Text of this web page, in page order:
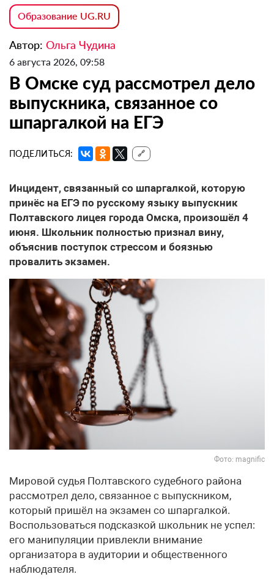
Образование UG.RU
Автор: Ольга Чудина
6 августа 2026, 09:58
В Омске суд рассмотрел дело
выпускника, связанное со
шпаргалкой на ЕГЭ
ПОДЕЛИТЬСЯ: 🔗
Инцидент, связанный со шпаргалкой, которую
принёс на ЕГЭ по русскому языку выпускник
Полтавского лицея города Омска, произошёл 4
июня. Школьник полностью признал вину,
объяснив поступок стрессом и боязнью
провалить экзамен.
Фото: magnific
Мировой судья Полтавского судебного района
рассмотрел дело, связанное с выпускником,
который пришёл на экзамен со шпаргалкой.
Воспользоваться подсказкой школьник не успел:
его манипуляции привлекли внимание
организатора в аудитории и общественного
наблюдателя.